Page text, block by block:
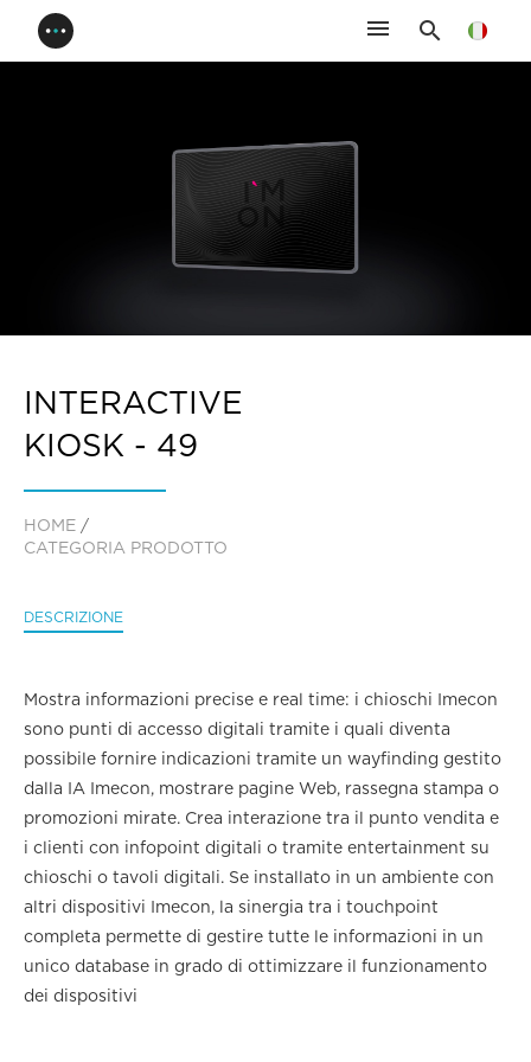
search
menu
INTERACTIVE
KIOSK - 49
HOME /
CATEGORIA PRODOTTO
DESCRIZIONE
Mostra informazioni precise e real time: i chioschi Imecon
sono punti di accesso digitali tramite i quali diventa
possibile fornire indicazioni tramite un wayfinding gestito
dalla IA Imecon, mostrare pagine Web, rassegna stampa o
promozioni mirate. Crea interazione tra il punto vendita e
i clienti con infopoint digitali o tramite entertainment su
chioschi o tavoli digitali. Se installato in un ambiente con
altri dispositivi Imecon, la sinergia tra i touchpoint
completa permette di gestire tutte le informazioni in un
unico database in grado di ottimizzare il funzionamento
dei dispositivi